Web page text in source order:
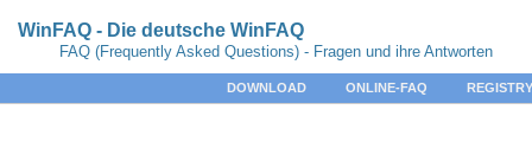
WinFAQ - Die deutsche WinFAQ
FAQ (Frequently Asked Questions) - Fragen und ihre Antworten
DOWNLOAD ONLINE-FAQ